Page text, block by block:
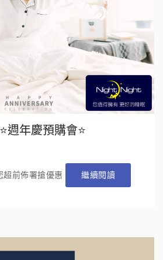
週年慶預購會⭐️
超前佈署搶優惠 繼續閱讀